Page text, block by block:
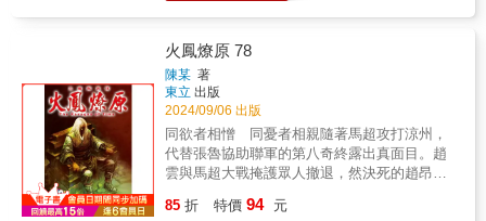
那段未完的青春記憶。出版十年後，這部備受
好評的漫畫系列以典藏精裝合集版本回歸，完
整收藏兩冊經典內容，收錄珍貴彩頁與作者後
記，是獻給所有經歷過或嚮往那個年代讀者的
一份溫柔時光禮物。像一部八釐米播放的青春
紀錄片——有光、有聲音、有氣味。《80年代
事件簿》典藏精裝版，重啟台灣最動人的成長
年代。我想，每一個青春，都有一段連老媽都
不知道的祕辛，那些生命中的動盪與變化，僅
帶著內疚共事，腊葉館夥伴竟要各奔東西？最
後一次共同採集，涼山一行人踏上海拔超過三
千公尺的高山，小而鮮豔的沙參、佛甲草，與
迎風盤曲的新高圓柏，植物們奮力在嚴酷的環
境應變求生……被火焰吞噬的新種標本、噩夢
中綻放神祕白花，直面未知才能解開心魔，採
集人以草木繁花之名，向世界宣告這座島嶼獨
一無二的模樣——
火鳳燎原 78
陳某 著
東立 出版
2024/09/06 出版
同欲者相憎 同憂者相親隨著馬超攻打涼州，
代替張魯協助聯軍的第八奇終露出真面目。趙
雲與馬超大戰掩護眾人撤退，然決死的趙昂、
一直被軟禁的荀彧，終使出最後的救漢招數，
85 折 特價 94 元